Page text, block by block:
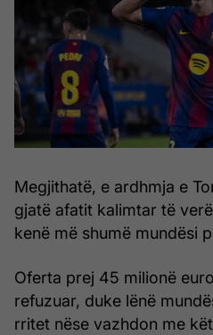
Megjithatë, e ardhmja e
gjatë afatit kalimtar të
kenë më shumë mundësi
Oferta prej 45 milionë
refuzuar, duke lënë
rritet nëse vazhdon me